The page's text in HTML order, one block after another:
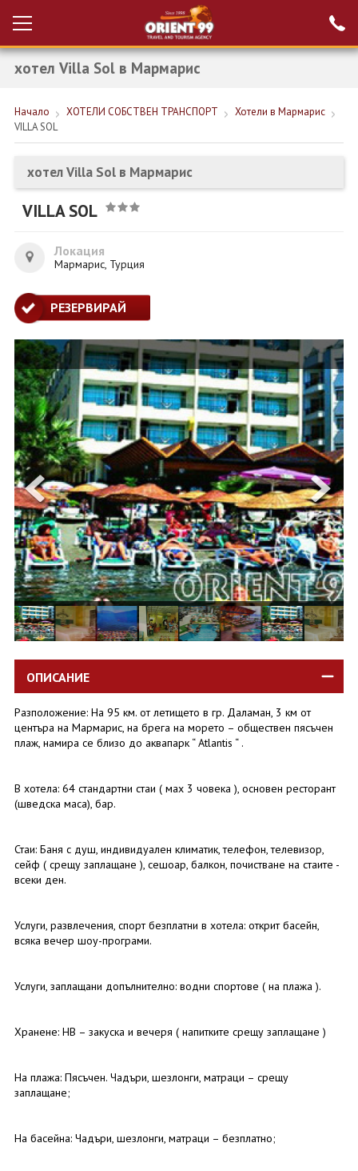
Вход за агенти
РАННИ ЗАПИСВАНИЯ ТУРЦИЯ
НОВА ГОДИНА ТУРЦИЯ
НОВА ГОДИНА
ПОЧИВКИ
КРУИЗИ
ЕКСКУРЗИИ
ОЩЕ
ЗА НАС
КОНТАКТИ
ФИРМЕНИ ДОКУМЕНТИ
0700 144 34 Запитване
ПОСЛЕДВАЙТЕ НИ
хотел Villa Sol в Мармарис
Начало ХОТЕЛИ СОБСТВЕН ТРАНСПОРТ
Хотели в Мармарис
VILLA SOL
хотел Villa Sol в Мармарис
VILLA SOL
Локация
Мармарис, Турция
РЕЗЕРВИРАЙ
ОПИСАНИЕ
Разположение: На 95 км. от летището в гр. Даламан, 3 км от
центъра на Мармарис, на брега на морето – обществен пясъчен
плаж, намира се близо до аквапарк “ Atlantis “ .
В хотела: 64 стандартни стаи ( маx 3 човека ), основен ресторант
(шведска маса), бар.
Стаи: Баня с душ, индивидуален климатик, телефон, телевизор,
сейф ( срещу заплащане ), сешоар, балкон, почистване на стаите -
всеки ден.
Услуги, развлечения, спорт безплатни в хотела: открит басейн,
всяка вечер шоу-програми.
Услуги, заплащани допълнително: водни спортове ( на плажа ).
Хранене: HB – закуска и вечеря ( напитките срещу заплащане )
На плажа: Пясъчен. Чадъри, шезлонги, матраци – срещу
заплащане;
На басейна: Чадъри, шезлонги, матраци – безплатно;